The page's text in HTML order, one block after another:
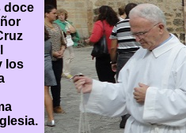
doce
los